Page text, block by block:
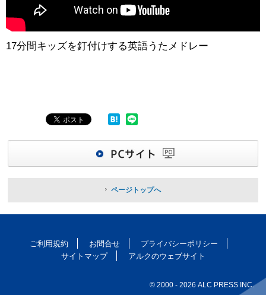
17分間キッズを釘付けする英語うたメドレー
ページトップへ
ご利用規約 お問合せ
プライバシーポリシー
サイトマップ
アルクのウェブサイト
© 2000 - 2026 ALC PRESS INC.